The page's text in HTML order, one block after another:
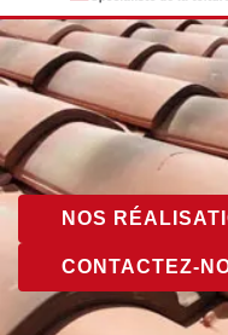
NOS
CONTACTEZ-